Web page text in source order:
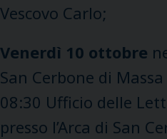
Vescovo Carlo;
Venerdì 10 ottobre
San Cerbone di
08:30 Ufficio delle
presso l’Arca di San